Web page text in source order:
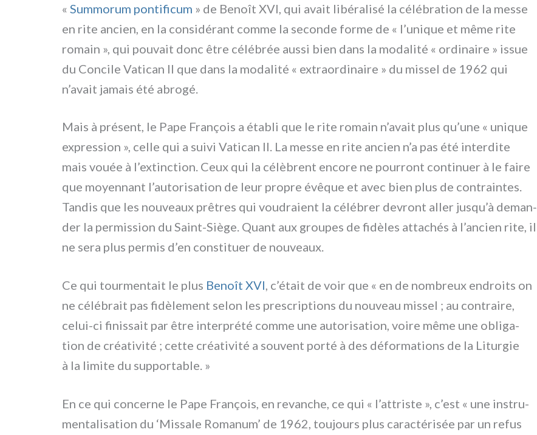
« Summorum pon­ti­fi­cum » de Benoît XVI, qui avait libé­ra­li­sé la célé­bra­tion de la mes­se
en rite ancien, en la con­si­dé­rant com­me la secon­de for­me de « l’unique et même rite
romain », qui pou­vait donc être célé­brée aus­si bien dans la moda­li­té « ordi­nai­re » issue
du Concile Vatican II que dans la moda­li­té « extraor­di­nai­re » du mis­sel de 1962 qui
n’avait jamais été abro­gé.
Mais à pré­sent, le Pape François a éta­bli que le rite romain n’avait plus qu’une « uni­que
expres­sion », cel­le qui a sui­vi Vatican II. La mes­se en rite ancien n’a pas été inter­di­te
mais vouée à l’extinction. Ceux qui la célè­brent enco­re ne pour­ront con­ti­nuer à le fai­re
que moyen­nant l’autorisation de leur pro­pre évê­que et avec bien plus de con­train­tes.
Tandis que les nou­veaux prê­tres qui vou­dra­ient la célé­brer devront aller jusqu’à deman­
der la per­mis­sion du Saint-Siège. Quant aux grou­pes de fidè­les atta­chés à l’ancien rite, il
ne sera plus per­mis d’en con­sti­tuer de nou­veaux.
Ce qui tour­men­tait le plus Benoît XVI, c’était de voir que « en de nom­breux endroi­ts on
ne célé­brait pas fidè­le­ment selon les pre­scrip­tions du nou­veau mis­sel ; au con­trai­re,
celui-ci finis­sait par être inter­pré­té com­me une auto­ri­sa­tion, voi­re même une obli­ga­
tion de créa­ti­vi­té ; cet­te créa­ti­vi­té a sou­vent por­té à des défor­ma­tions de la Liturgie
à la limi­te du sup­por­ta­ble. »
En ce qui con­cer­ne le Pape François, en revan­che, ce qui « l’attriste », c’est « une instru­
men­ta­li­sa­tion du ‘Missale Romanum’ de 1962, tou­jours plus carac­té­ri­sée par un refus